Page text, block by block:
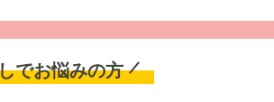
でお悩みの方